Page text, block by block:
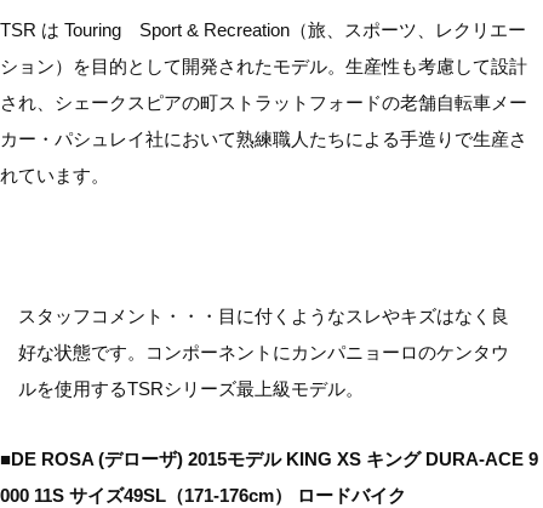
TSR は Touring Sport & Recreation（旅、スポーツ、レクリエー
ション）を目的として開発されたモデル。生産性も考慮して設計
され、シェークスピアの町ストラットフォードの老舗自転車メー
カー・パシュレイ社において熟練職人たちによる手造りで生産さ
れています。
スタッフコメント・・・目に付くようなスレやキズはなく良
好な状態です。コンポーネントにカンパニョーロのケンタウ
ルを使用するTSRシリーズ最上級モデル。
■DE ROSA (デローザ) 2015モデル KING XS キング DURA-ACE 9
000 11S サイズ49SL（171-176cm） ロードバイク